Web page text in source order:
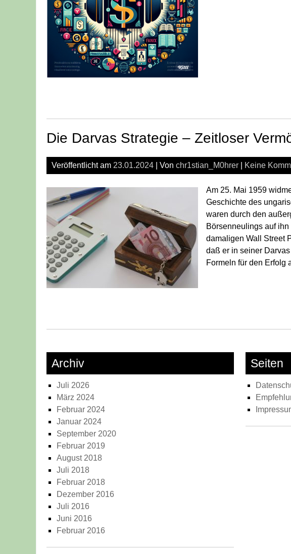
Die Darvas Strategie – Zeitloser
Veröffentlicht am 23.01.2024 | Von chr1stian_M0hrer Keine
Am 25. Mai 1959
Geschichte des
waren durch den
Börsenneulings auf
damaligen Wall Street
daß er in seiner
Formeln für den Erfolg
Archiv
Juli 2026
März 2024
Februar 2024
Januar 2024
September 2020
Februar 2019
August 2018
Juli 2018
Februar 2018
Dezember 2016
Juli 2016
Juni 2016
Februar 2016
Seiten